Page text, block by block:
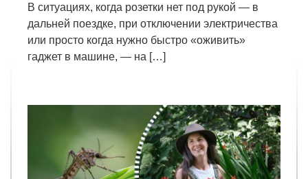
В ситуациях, когда розетки нет под рукой — в
дальней поездке, при отключении электричества
или просто когда нужно быстро «оживить»
гаджет в машине, — на […]